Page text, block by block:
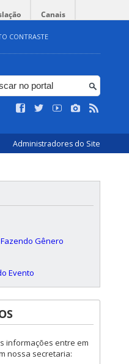
Canais
CONTRASTE
Administradores do Site
Gênero
Evento
informações entre em
nossa secretaria: